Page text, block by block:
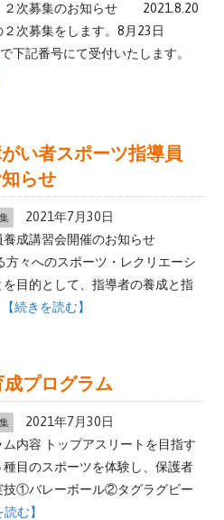
２次募集のお知らせ 2021.8.20
次募集をします。8月23日
下記番号にて受付いたします。
い者スポーツ指導員
らせ
2021年7月30日
養成講習会開催のお知らせ
方々へのスポーツ・レクリエーシ
目的として、指導者の養成と指
【続きを読む】
プログラム
2021年7月30日
内容 トップアスリートを目指す
目のスポーツを体験し、保護者
技①バレーボール②タグラグビー
読む】